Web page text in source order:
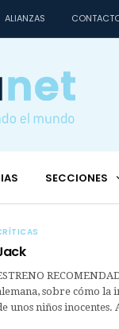
ALIANZAS
SECCIONES
sobre cómo la
unos niños inocentes.